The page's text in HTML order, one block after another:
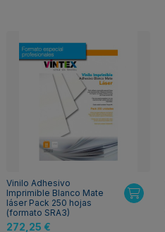
Vinilo Adhesivo
Imprimible Blanco Mate
láser Pack 250 hojas
(formato SRA3)
272,25 €